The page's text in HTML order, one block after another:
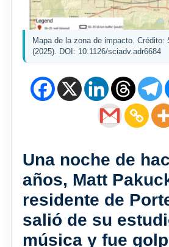
Mapa de la zona de impacto. Crédito:
(2025). DOI: 10.1126/sciadv.adr6684
Una noche de
años, Matt
residente de
salió de su
música y fue